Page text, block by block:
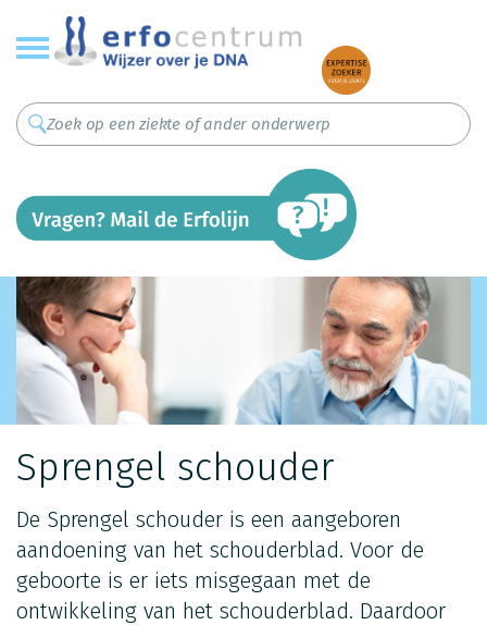
Overslaan
en
naar
inhoud
gaan
Sprengel schouder
De Sprengel schouder is een aangeboren
aandoening van het schouderblad. Voor de
geboorte is er iets misgegaan met de
ontwikkeling van het schouderblad. Daardoor